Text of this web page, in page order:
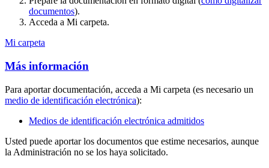
documentos).
Acceda a Mi carpeta.
Mi carpeta
Más información
Para aportar documentación, acceda a Mi carpeta (es necesario un
medio de identificación electrónica):
Medios de identificación electrónica admitidos
Usted puede aportar los documentos que estime necesarios, aunque
la Administración no se los haya solicitado.